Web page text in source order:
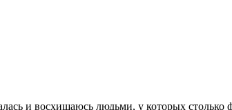
и восхищаюсь людьми, у которых